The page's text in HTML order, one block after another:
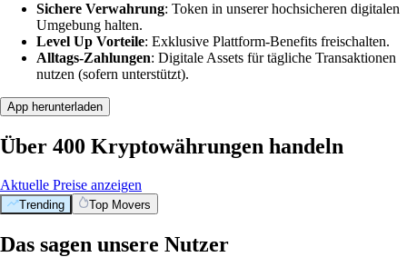
Sichere Verwahrung: Token in unserer hochsicheren digitalen
Umgebung halten.
Level Up Vorteile: Exklusive Plattform-Benefits freischalten.
Alltags-Zahlungen: Digitale Assets für tägliche Transaktionen
nutzen (sofern unterstützt).
App herunterladen
Über 400 Kryptowährungen handeln
Aktuelle Preise anzeigen
Trending Top Movers
Das sagen unsere Nutzer